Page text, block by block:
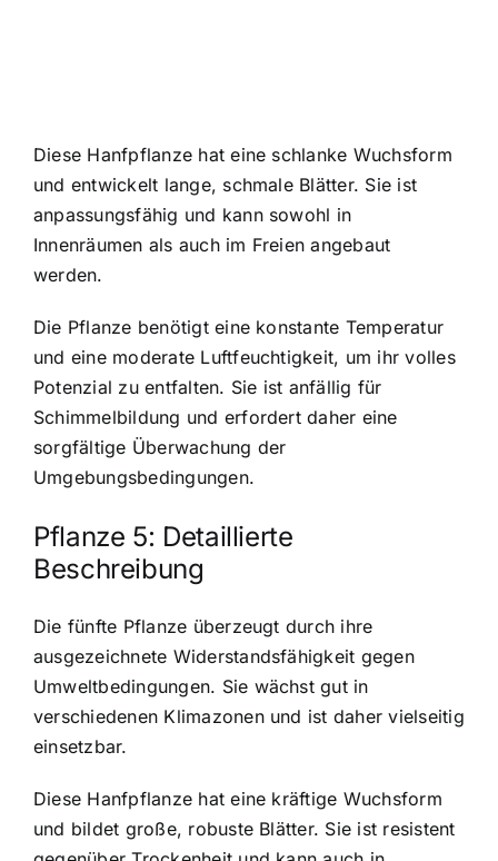
Diese Hanfpflanze hat eine schlanke Wuchsform
und entwickelt lange, schmale Blätter. Sie ist
anpassungsfähig und kann sowohl in
Innenräumen als auch im Freien angebaut
werden.
Die Pflanze benötigt eine konstante Temperatur
und eine moderate Luftfeuchtigkeit, um ihr volles
Potenzial zu entfalten. Sie ist anfällig für
Schimmelbildung und erfordert daher eine
sorgfältige Überwachung der
Umgebungsbedingungen.
Pflanze 5: Detaillierte
Beschreibung
Die fünfte Pflanze überzeugt durch ihre
ausgezeichnete Widerstandsfähigkeit gegen
Umweltbedingungen. Sie wächst gut in
verschiedenen Klimazonen und ist daher vielseitig
einsetzbar.
Diese Hanfpflanze hat eine kräftige Wuchsform
und bildet große, robuste Blätter. Sie ist resistent